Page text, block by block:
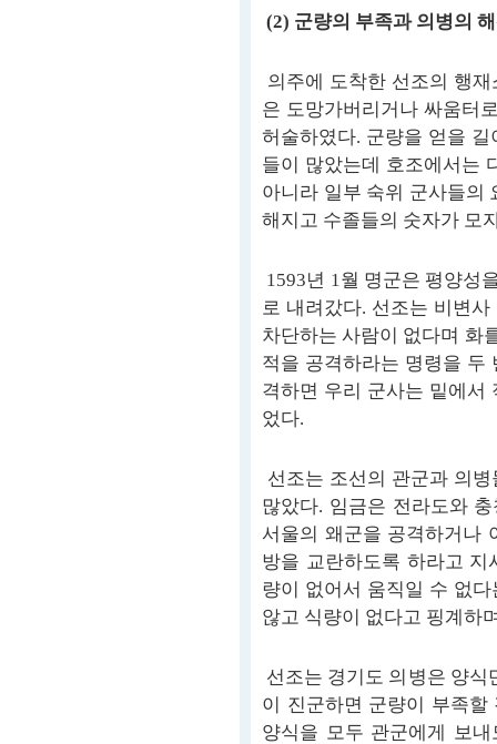
(2) 군량의 부족과 의병의
의주에 도착한 선조의 행
은 도망가버리거나 싸움터
허술하였다. 군량을 얻을
들이 많았는데 호조에서는
아니라 일부 숙위 군사들의
해지고 수졸들의 숫자가 모
1593년 1월 명군은 평양성
로 내려갔다. 선조는 비변
차단하는 사람이 없다며 화
적을 공격하라는 명령을 두
격하면 우리 군사는 밑에서
었다.
선조는 조선의 관군과 의
많았다. 임금은 전라도와
서울의 왜군을 공격하거나
방을 교란하도록 하라고
량이 없어서 움직일 수 없
않고 식량이 없다고 핑계하
선조는 경기도 의병은 양식
이 진군하면 군량이 부족
양식을 모두 관군에게 보